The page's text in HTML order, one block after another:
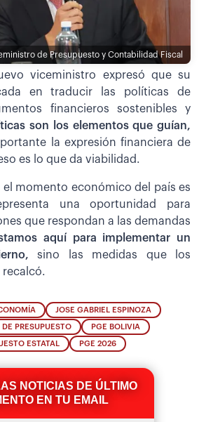
de Presupuesto y Contabilidad Fiscal
viceministro expresó que su
en traducir las políticas de
financieros sostenibles y
son los elementos que guían,
la expresión financiera de
es lo que da viabilidad.
el momento económico del país es
una oportunidad para
que respondan a las demandas
aquí para implementar un
sino las medidas que los
recalcó.
JOSE GABRIEL ESPINOZA
PRESUPUESTO PGE BOLIVIA
ESTATAL PGE 2026
NOTICIAS DE ÚLTIMO
EN TU EMAIL